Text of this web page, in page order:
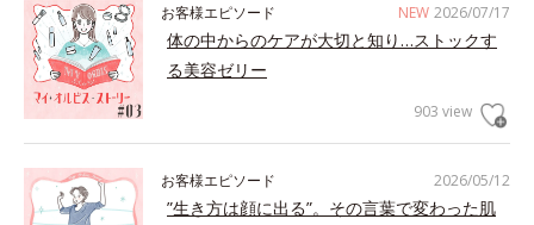
NEW 2026/07/17
お客様エピソード
体の中からのケアが大切と知り…ストックす
る美容ゼリー
903 view
2026/05/12
お客様エピソード
”生き方は顔に出る”。その言葉で変わった肌